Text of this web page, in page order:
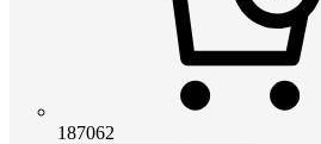
187062